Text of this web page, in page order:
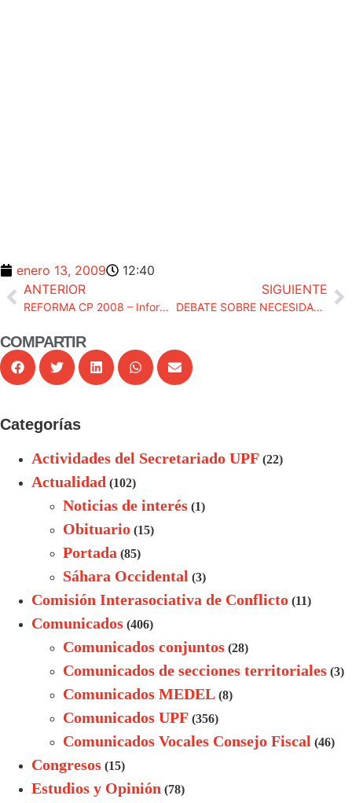
enero 13, 2009
12:40
ANTERIOR
REFORMA CP 2008 – Informe UPF sobre el Anteproyecto
SIGUIENTE
DEBATE SOBRE NECESIDADES DE LA ADMON. DE JUSTICIA. COMUNICADO ENERO 2009.
COMPARTIR
Categorías
Actividades del Secretariado UPF (22)
Actualidad (102)
Noticias de interés (1)
Obituario (15)
Portada (85)
Sáhara Occidental (3)
Comisión Interasociativa de Conflicto (11)
Comunicados (406)
Comunicados conjuntos (28)
Comunicados de secciones territoriales (3)
Comunicados MEDEL (8)
Comunicados UPF (356)
Comunicados Vocales Consejo Fiscal (46)
Congresos (15)
Estudios y Opinión (78)